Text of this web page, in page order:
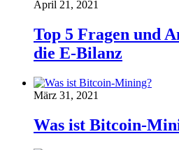
April 21, 2021
Top 5 Fragen und
die E-Bilanz
März 31, 2021
Was ist Bitcoin-